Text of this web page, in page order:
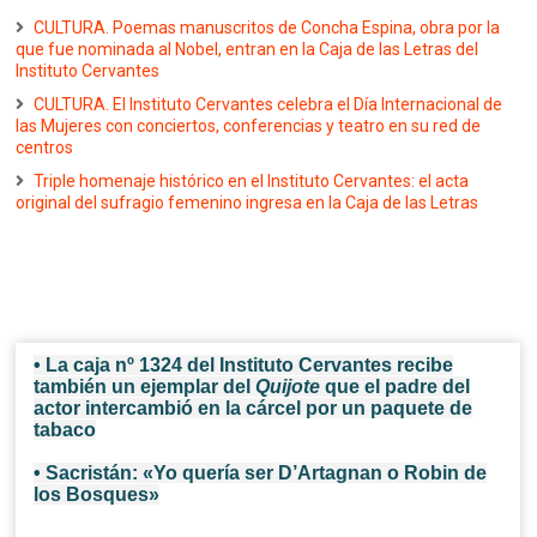
CULTURA. Poemas manuscritos de Concha Espina, obra por la
que fue nominada al Nobel, entran en la Caja de las Letras del
Instituto Cervantes
CULTURA. El Instituto Cervantes celebra el Día Internacional de
las Mujeres con conciertos, conferencias y teatro en su red de
centros
Triple homenaje histórico en el Instituto Cervantes: el acta
original del sufragio femenino ingresa en la Caja de las Letras
• La caja nº 1324 del Instituto Cervantes recibe
también un ejemplar delQuijote que el padre del
actor intercambió en la cárcel por un paquete de
tabaco
• Sacristán: «Yo quería ser D’Artagnan o Robin de
los Bosques»